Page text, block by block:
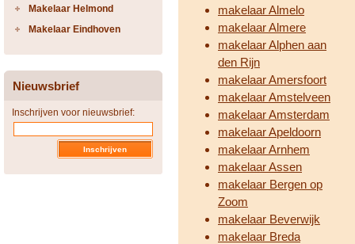
Makelaar Helmond
Makelaar Eindhoven
Nieuwsbrief
Inschrijven voor nieuwsbrief:
makelaar Almelo
makelaar Almere
makelaar Alphen aan
den Rijn
makelaar Amersfoort
makelaar Amstelveen
makelaar Amsterdam
makelaar Apeldoorn
makelaar Arnhem
makelaar Assen
makelaar Bergen op
Zoom
makelaar Beverwijk
makelaar Breda